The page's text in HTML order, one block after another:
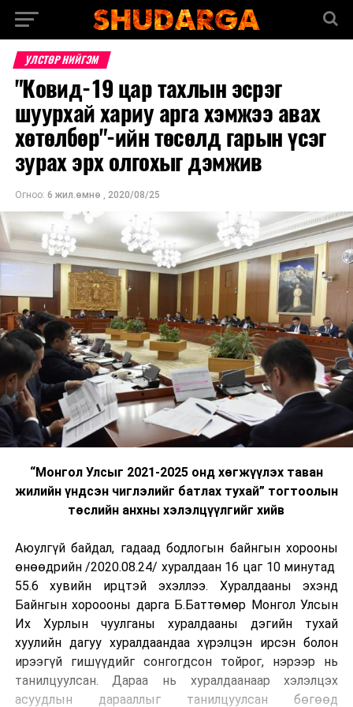
УЛСТӨР НИЙГЭМ
"Ковид-19 цар тахлын эсрэг
шуурхай хариу арга хэмжээ авах
хөтөлбөр"-ийн төсөлд гарын үсэг
зурах эрх олгохыг дэмжив
Огноо: 6 жил.өмнө , 2020/08/25
“Монгол Улсыг 2021-2025 онд хөгжүүлэх таван
жилийн үндсэн чиглэлийг батлах тухай” тогтоолын
төслийн анхны хэлэлцүүлгийг хийв
Аюулгүй байдал, гадаад бодлогын байнгын хорооны
өнөөдрийн /2020.08.24/ хуралдаан 16 цаг 10 минутад
55.6 хувийн ирцтэй эхэллээ. Хуралдааны эхэнд
Байнгын хороооны дарга Б.Баттөмөр Монгол Улсын
Их Хурлын чуулганы хуралдааны дэгийн тухай
хуулийн дагуу хуралдаандаа хүрэлцэн ирсэн болон
ирээгүй гишүүдийг сонгогдсон тойрог, нэрээр нь
танилцуулсан. Дараа нь хуралдаанаар хэлэлцэх
асуудлын дарааллыг танилцуулсан бөгөөд